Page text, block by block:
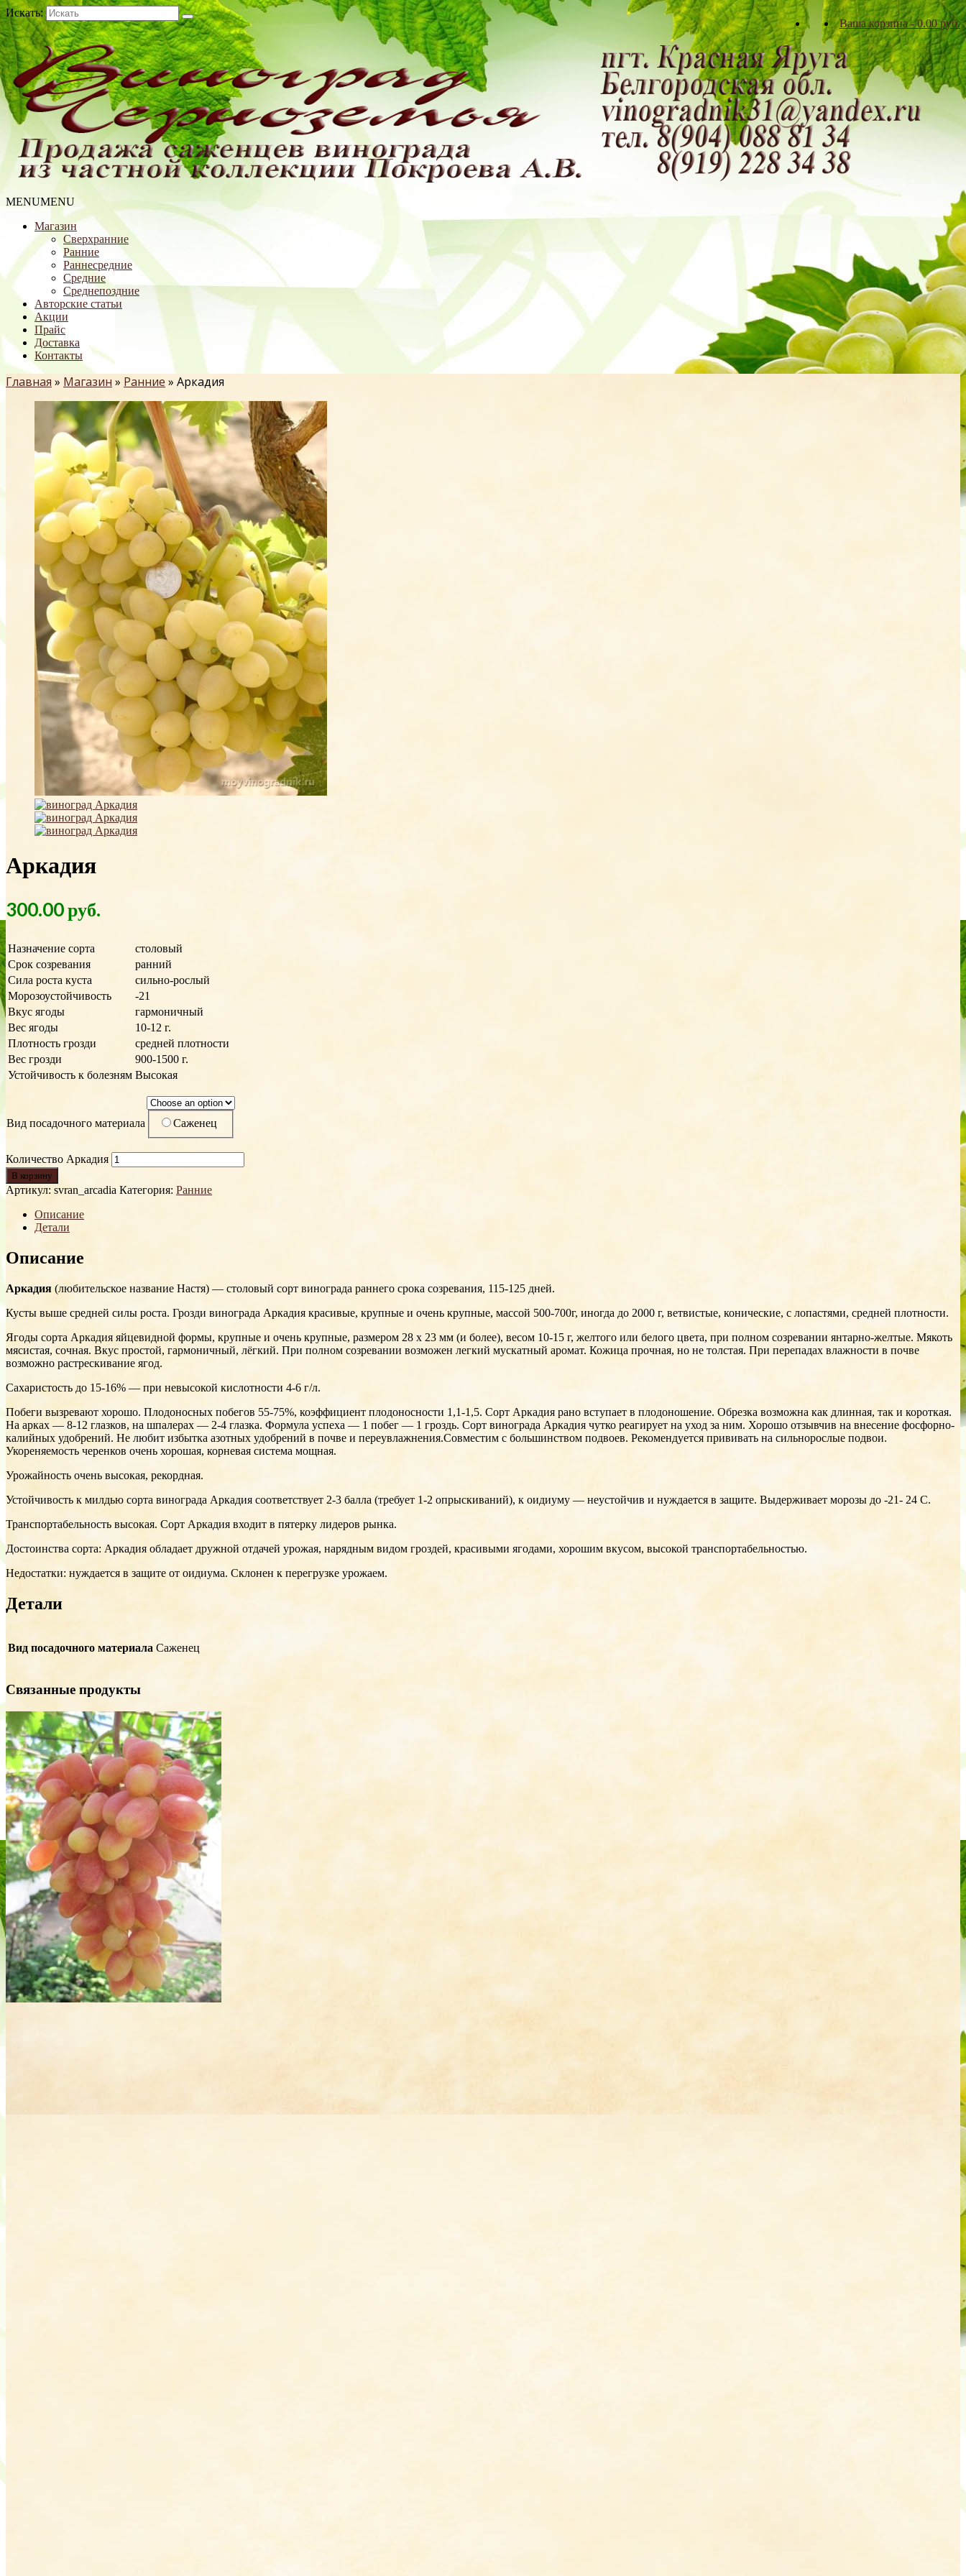
Ваша корзина- 0.00руб.
Искать:
MENUMENU
Магазин
Сверхранние
Ранние
Раннесредние
Средние
Среднепоздние
Авторские статьи
Акции
Прайс
Доставка
Контакты
Главная » Магазин » Ранние » Аркадия
Аркадия
300.00руб.
Назначение сорта
столовый
Срок созревания
ранний
Сила роста куста
сильно-рослый
Морозоустойчивость
-21
Вкус ягоды
гармоничный
Вес ягоды
10-12 г.
Плотность грозди
средней плотности
Вес грозди
900-1500 г.
Устойчивость к болезням Высокая
Вид посадочного материала Саженец
Количество Аркадия
В корзину
Артикул: svran_arcadia Категория: Ранние
Описание
Детали
Описание
Аркадия (любительское название Настя) — столовый сорт винограда раннего срока созревания, 115-125 дней.
Кусты выше средней силы роста. Грозди винограда Аркадия красивые, крупные и очень крупные, массой 500-700г, иногда до 2000 г, ветвистые, конические, с лопастями, средней плотности.
Ягоды сорта Аркадия яйцевидной формы, крупные и очень крупные, размером 28 x 23 мм (и более), весом 10-15 г, желтого или белого цвета, при полном созревании янтарно-желтые. Мякоть
мясистая, сочная. Вкус простой, гармоничный, лёгкий. При полном созревании возможен легкий мускатный аромат. Кожица прочная, но не толстая. При перепадах влажности в почве
возможно растрескивание ягод.
Сахаристость до 15-16% — при невысокой кислотности 4-6 г/л.
Побеги вызревают хорошо. Плодоносных побегов 55-75%, коэффициент плодоносности 1,1-1,5. Сорт Аркадия рано вступает в плодоношение. Обрезка возможна как длинная, так и короткая.
На арках — 8-12 глазков, на шпалерах — 2-4 глазка. Формула успеха — 1 побег — 1 гроздь. Сорт винограда Аркадия чутко реагирует на уход за ним. Хорошо отзывчив на внесение фосфорно-
калийных удобрений. Не любит избытка азотных удобрений в почве и переувлажнения.Совместим с большинством подвоев. Рекомендуется прививать на сильнорослые подвои.
Укореняемость черенков очень хорошая, корневая система мощная.
Урожайность очень высокая, рекордная.
Устойчивость к милдью сорта винограда Аркадия соответствует 2-3 балла (требует 1-2 опрыскиваний), к оидиуму — неустойчив и нуждается в защите. Выдерживает морозы до -21- 24 С.
Транспортабельность высокая. Сорт Аркадия входит в пятерку лидеров рынка.
Достоинства сорта: Аркадия обладает дружной отдачей урожая, нарядным видом гроздей, красивыми ягодами, хорошим вкусом, высокой транспортабельностью.
Недостатки: нуждается в защите от оидиума. Склонен к перегрузке урожаем.
Детали
Вид посадочного материала Саженец
Связанные продукты